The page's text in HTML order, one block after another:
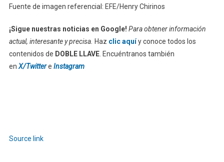
Fuente de imagen referencial: EFE/Henry Chirinos
¡Sigue nuestras noticias en Google! Para obtener información
actual, interesante y precisa. Haz clic aquíy conoce todos los
contenidos de DOBLE LLAVE. Encuéntranos también
enX/Twittere Instagram
Source link